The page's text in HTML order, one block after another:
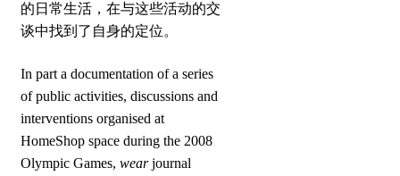
的日常生活，在与这些活动的交
谈中找到了自身的定位。
In part a documentation of a series
of public activities, discussions and
interventions organised at
HomeShop space during the 2008
Olympic Games, wearjournal